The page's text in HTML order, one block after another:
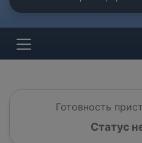
Готовность
Статус